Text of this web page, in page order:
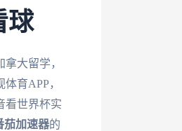
球
大留学，
育APP，
看世界杯实
茄加速器的